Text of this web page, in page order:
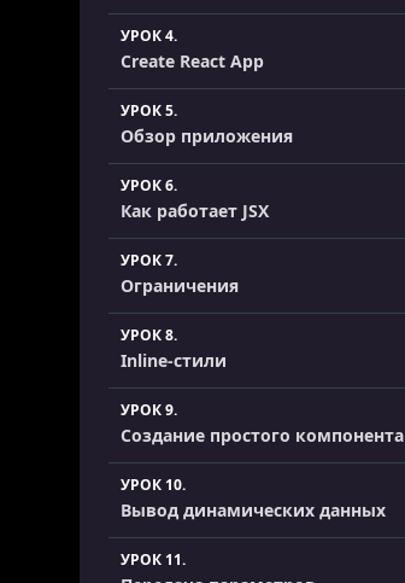
УРОК 4.
Create React App
УРОК 5.
Обзор приложения
УРОК 6.
Как работает JSX
УРОК 7.
Ограничения
УРОК 8.
Inline-стили
УРОК 9.
Создание простого компонента
УРОК 10.
Вывод динамических данных
УРОК 11.